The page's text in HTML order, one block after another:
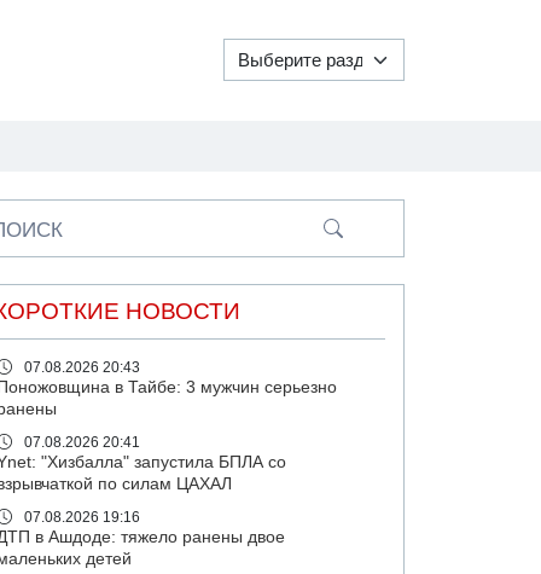
НОВОСТИ
07.08.2026 20:43
Поножовщина в Тайбе: 3 мужчин серьезно
07.08.2026 20:41
"Хизбалла" запустила БПЛА со
по силам ЦАХАЛ
07.08.2026 19:16
в Ашдоде: тяжело ранены двое
детей